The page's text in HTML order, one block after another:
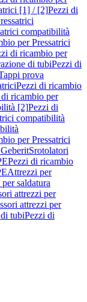
[1] / [2]Pezzi di
compatibilità
per Pressatrici
di ricambio per
di tubiPezzi di
prova
Pezzi di ricambio
ricambio per
[2]Pezzi di
compatibilità
per Pressatrici
Srotolatori
Pezzi di ricambio
Attrezzi per
saldatura
attrezzi per
attrezzi per
tubiPezzi di